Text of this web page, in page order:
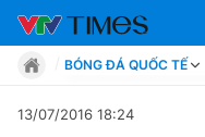
BÓNG ĐÁ QUỐC TẾ
Move
13/07/2016 18:24